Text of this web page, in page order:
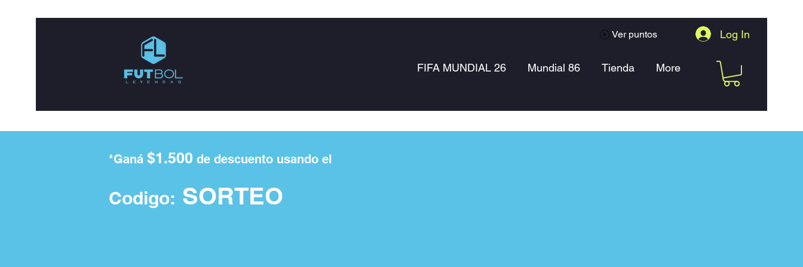
FIFA MUNDIAL 26 Mundial 86 Tienda More
Log In
Ver puntos
*Ganá $1.500 de descuento usando el
Codigo: SORTEO